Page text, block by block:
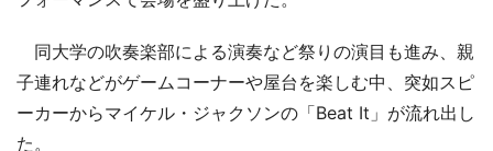
同大学の吹奏楽部による演奏など祭りの演目も進み、親
子連れなどがゲームコーナーや屋台を楽しむ中、突如スピ
ーカーからマイケル・ジャクソンの「Beat It」が流れ出し
た。